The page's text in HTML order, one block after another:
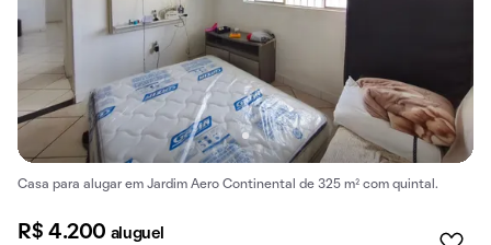
Casa para alugar em Jardim Aero Continental de 325 m² com quintal.
R$ 4.200 aluguel